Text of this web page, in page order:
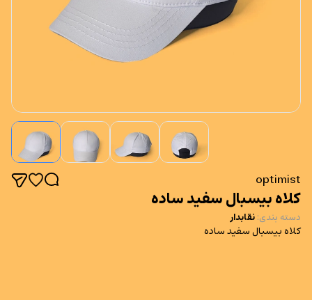
optimist
کلاه بیسبال سفید ساده
دسته بندی: نقابدار
کلاه بیسبال سفید ساده